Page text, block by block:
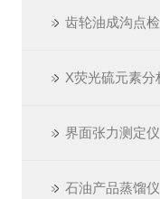
齿轮油成沟点
X荧光硫元素分
界面张力测定仪
石油产品蒸馏仪